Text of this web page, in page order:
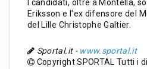
I candidati, oltre a Montella,
Eriksson e l'ex difensore del
del Lille Christophe Galtier.
Sportal.it - www.sportal.it
Copyright SPORTAL Tutti i